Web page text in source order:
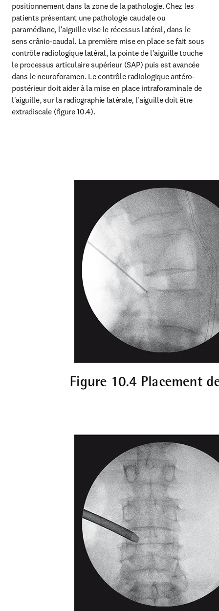
positionnement dans la zone de la pathologie. Chez les
patients présentant une pathologie caudale ou
paramédiane, l'aiguille vise le récessus latéral, dans le
sens crânio-caudal. La première mise en place se fait sous
contrôle radiologique latéral, la pointe de l'aiguille touche
le processus articulaire supérieur (SAP) puis est avancée
dans le neuroforamen. Le contrôle radiologique antéro-
postérieur doit aider à la mise en place intraforaminale de
l'aiguille, sur la radiographie latérale, l'aiguille doit être
extradiscale (figure 10.4).